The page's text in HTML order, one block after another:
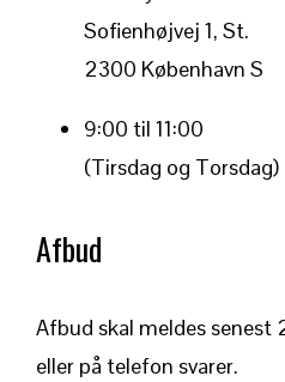
Sofienhøjvej 1, St.
2300 København S
9:00 til 11:00
(Tirsdag og Torsdag)
Afbud
Afbud skal meldes senest
eller på telefon svarer.